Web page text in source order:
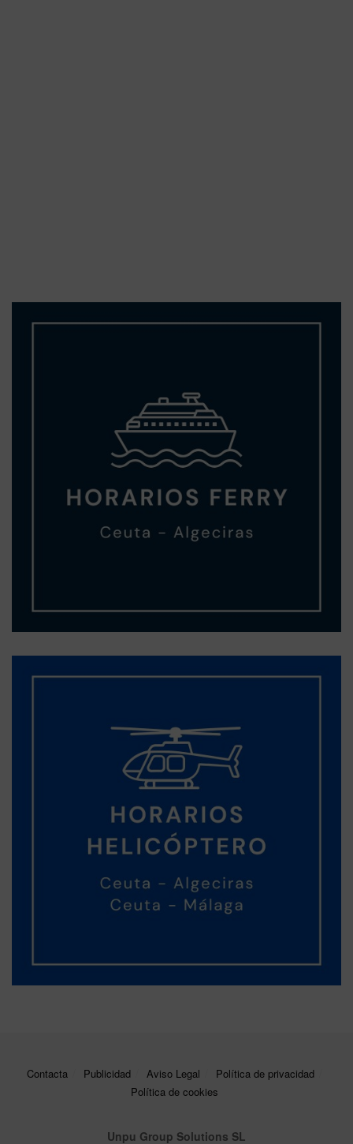
Contacta Publicidad Aviso Legal
Política de privacidad
Política de cookies
Unpu Group Solutions SL